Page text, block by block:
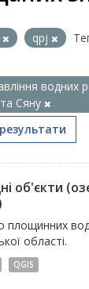
qpj
водних
Сяну
об'єкти
площинних
області.
QGIS